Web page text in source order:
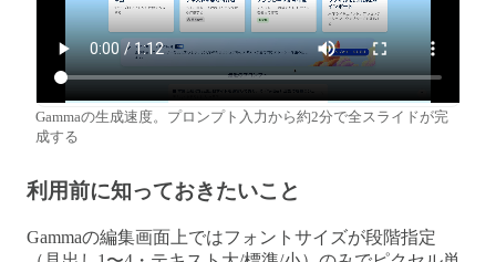
Gammaの生成速度。プロンプト入力から約2分で全スライドが完
成する
利用前に知っておきたいこと
Gammaの編集画面上ではフォントサイズが段階指定